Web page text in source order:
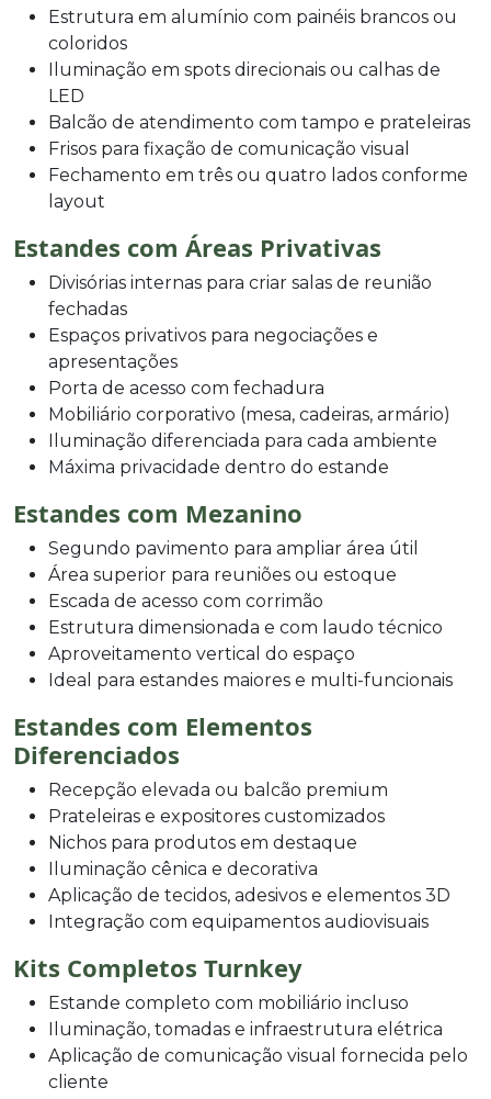
Estrutura em alumínio com painéis brancos ou
coloridos
Iluminação em spots direcionais ou calhas de
LED
Balcão de atendimento com tampo e prateleiras
Frisos para fixação de comunicação visual
Fechamento em três ou quatro lados conforme
layout
Estandes com Áreas Privativas
Divisórias internas para criar salas de reunião
fechadas
Espaços privativos para negociações e
apresentações
Porta de acesso com fechadura
Mobiliário corporativo (mesa, cadeiras, armário)
Iluminação diferenciada para cada ambiente
Máxima privacidade dentro do estande
Estandes com Mezanino
Segundo pavimento para ampliar área útil
Área superior para reuniões ou estoque
Escada de acesso com corrimão
Estrutura dimensionada e com laudo técnico
Aproveitamento vertical do espaço
Ideal para estandes maiores e multi-funcionais
Estandes com Elementos
Diferenciados
Recepção elevada ou balcão premium
Prateleiras e expositores customizados
Nichos para produtos em destaque
Iluminação cênica e decorativa
Aplicação de tecidos, adesivos e elementos 3D
Integração com equipamentos audiovisuais
Kits Completos Turnkey
Estande completo com mobiliário incluso
Iluminação, tomadas e infraestrutura elétrica
Aplicação de comunicação visual fornecida pelo
cliente